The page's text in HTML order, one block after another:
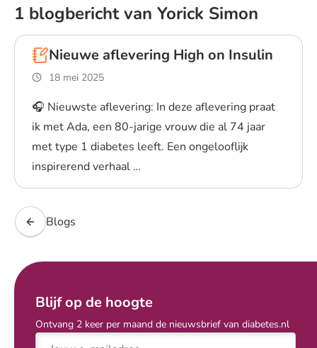
1 blogbericht van Yorick Simon
Nieuwe aflevering High on Insulin
18 mei 2025
🎧 Nieuwste aflevering: In deze aflevering praat
ik met Ada, een 80-jarige vrouw die al 74 jaar
met type 1 diabetes leeft. Een ongelooflijk
inspirerend verhaal …
Lees blogpost
Blogs
Blijf op de hoogte
Ontvang 2 keer per maand de nieuwsbrief van diabetes.nl
E-mailadres